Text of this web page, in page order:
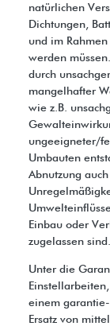
natürlichen
Dichtungen,
und im
werden
durch
mangelhafter
wie z.B.
ungeeigneter/
Umbauten
Abnutzung
Einbau oder
zugelassen sind.
Unter die
einem
Ersatz von